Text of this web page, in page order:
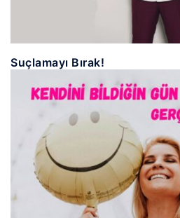
Suçlamayı Bırak!